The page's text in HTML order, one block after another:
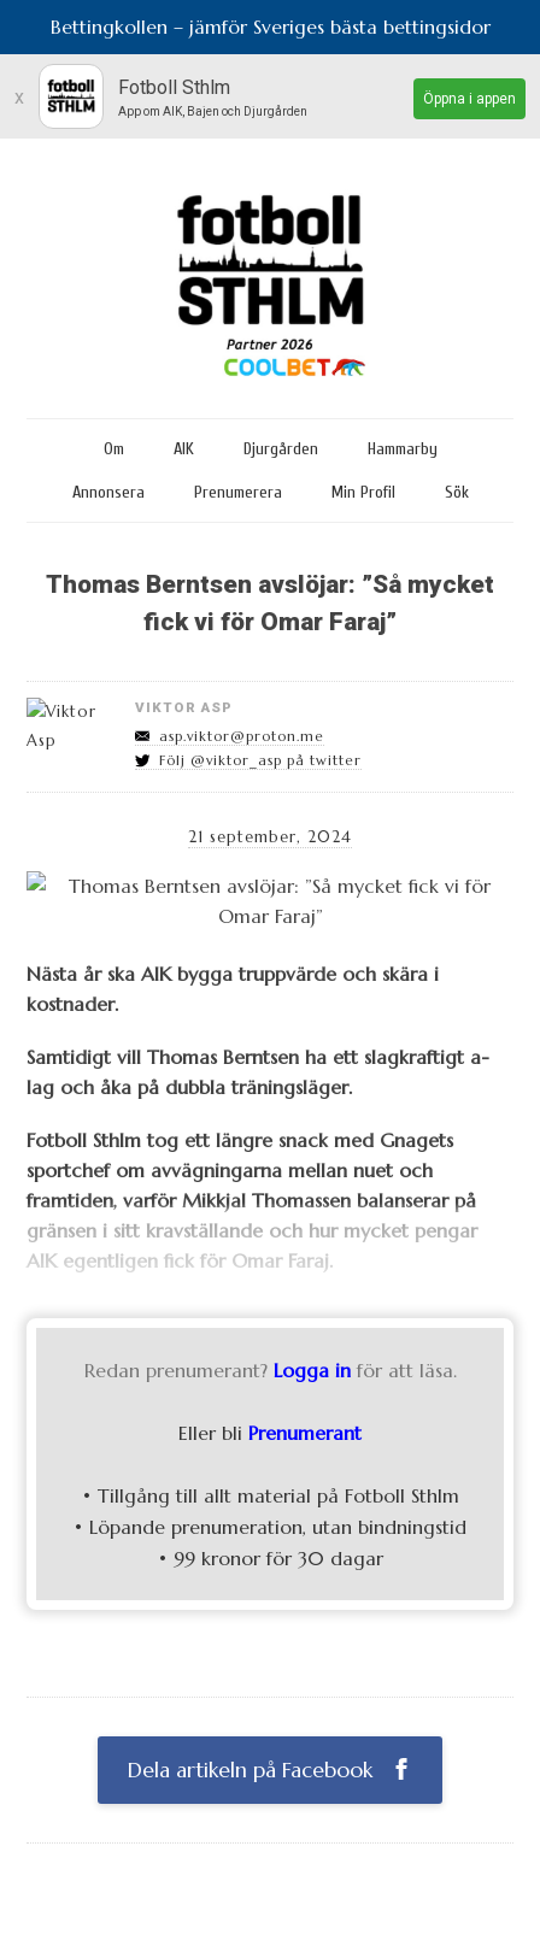
Bettingkollen – jämför Sveriges bästa bettingsidor
x Fotboll Sthlm
App om AIK, Bajen och Djurgården
Öppna i appen
Om AIK Djurgården Hammarby
Annonsera Prenumerera Min Profil Sök
Thomas Berntsen avslöjar: ”Så mycket
fick vi för Omar Faraj”
VIKTOR ASP
asp.viktor@proton.me
Följ @viktor_asp på twitter
21 september, 2024
Nästa år ska AIK bygga truppvärde och skära i
kostnader.
Samtidigt vill Thomas Berntsen ha ett slagkraftigt a-
lag och åka på dubbla träningsläger.
Fotboll Sthlm tog ett längre snack med Gnagets
sportchef om avvägningarna mellan nuet och
framtiden, varför Mikkjal Thomassen balanserar på
gränsen i sitt kravställande och hur mycket pengar
AIK egentligen fick för Omar Faraj.
Redan prenumerant? Logga in för att läsa.
Eller bli Prenumerant
• Tillgång till allt material på Fotboll Sthlm
• Löpande prenumeration, utan bindningstid
• 99 kronor för 30 dagar
Dela artikeln på Facebook